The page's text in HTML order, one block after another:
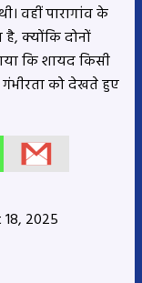
वहीं पारागांव के
क्योंकि दोनों
कि शायद किसी
को देखते हुए
2025